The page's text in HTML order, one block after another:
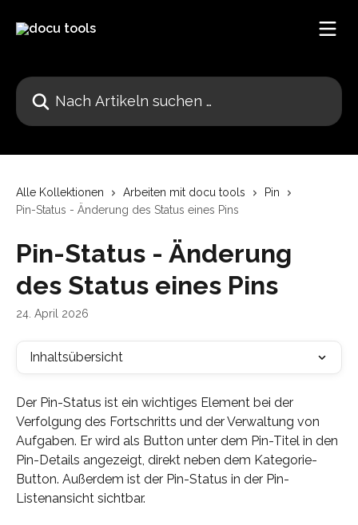
Nach Artikeln suchen …
Alle Kollektionen Arbeiten mit docu tools
Pin
Pin-Status - Änderung des Status eines Pins
Pin-Status - Änderung
des Status eines Pins
24. April 2026
Inhaltsübersicht
Der Pin-Status ist ein wichtiges Element bei der
Verfolgung des Fortschritts und der Verwaltung von
Aufgaben. Er wird als Button unter dem Pin-Titel in den
Pin-Details angezeigt, direkt neben dem Kategorie-
Button. Außerdem ist der Pin-Status in der Pin-
Listenansicht sichtbar.